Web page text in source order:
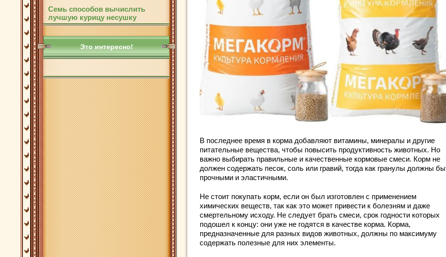
Семь способов вычислить
лучшую курицу несушку
Это интересно!
В последнее время в корма добавляют витамины, минералы и другие
питательные вещества, чтобы повысить продуктивность животных. Но
важно выбирать правильные и качественные кормовые смеси. Корм не
должен содержать песок, соль или гравий, тогда как гранулы должны
прочными и эластичными.
Не стоит покупать корм, если он был изготовлен с применением
химических веществ, так как это может привести к болезням и даже
смертельному исходу. Не следует брать смеси, срок годности которых
подошел к концу: они уже не годятся в качестве корма. Корма,
предназначенные для разных видов животных, должны по максимуму
содержать полезные для них элементы.